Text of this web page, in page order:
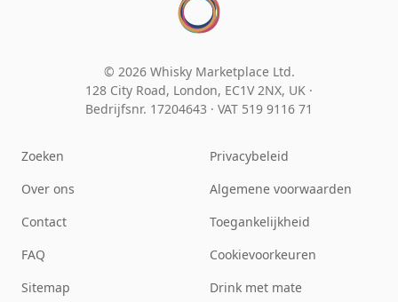
© 2026 Whisky Marketplace Ltd.
128 City Road, London, EC1V 2NX, UK ·
Bedrijfsnr. 17204643 · VAT 519 9116 71
Zoeken
Over ons
Contact
FAQ
Sitemap
Privacybeleid
Algemene voorwaarden
Toegankelijkheid
Cookievoorkeuren
Drink met mate